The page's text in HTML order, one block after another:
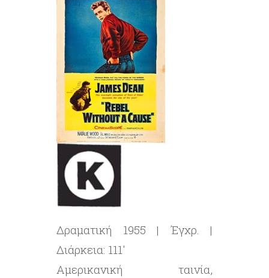
Δραματική 1955 | Έγχρ. |
Διάρκεια: 111′
Αμερικανική ταινία,